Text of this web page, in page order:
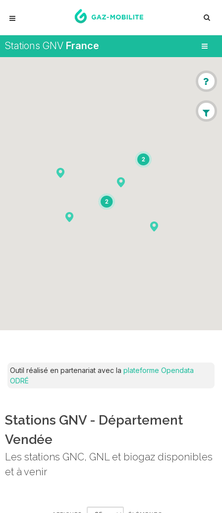
Stations GNV France
2
2
Outil réalisé en partenariat avec la plateforme Opendata
ODRÉ
Stations GNV - Département
Vendée
Les stations GNC, GNL et biogaz disponibles
et à venir